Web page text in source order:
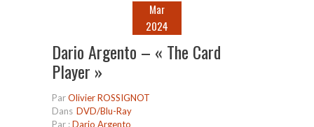
Mar
2024
Dario Argento – « The Card
Player »
ParOlivier ROSSIGNOT
Dans DVD/Blu-Ray
Par :Dario Argento